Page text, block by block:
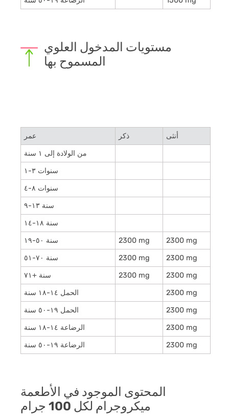
مستويات المدخول العلوي
المسموح بها
عمر ذكر
أنثى
من الولادة إلى ۱ سنة
۱-۳ سنوات
٤-۸ سنوات
۹-۱۳ سنة
۱٤-۱۸ سنة
۱۹-٥۰ سنة
2300 mg
2300 mg
٥۱-۷۰ سنة
2300 mg
2300 mg
۷۱+ سنة
2300 mg
2300 mg
الحمل ۱٤-۱۸ سنة
2300 mg
الحمل ۱۹-٥۰ سنة
2300 mg
الرضاعة ۱٤-۱۸ سنة
2300 mg
الرضاعة ۱۹-٥۰ سنة
2300 mg
المحتوى الموجود في الأطعمة
ميكروجرام لكل 100 جرام